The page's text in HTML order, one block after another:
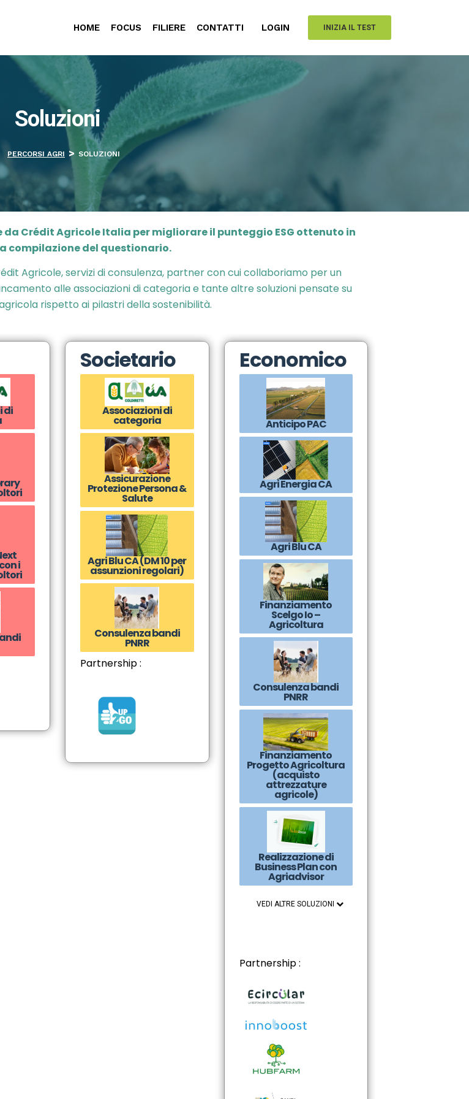
HOME FOCUS FILIERE CONTATTI LOGIN INIZIA IL TEST
Soluzioni
PERCORSI AGRI > SOLUZIONI
da Crédit Agricole Italia per migliorare il punteggio ESG ottenuto in
compilazione del questionario.
Agricole, servizi di consulenza, partner con cui collaboriamo per un
alle associazioni di categoria e tante altre soluzioni pensate su
rispetto ai pilastri della sostenibilità.
di
Societario
Associazioni di
categoria
Assicurazione
Protezione Persona &
Salute
Agri Blu CA (DM 10 per
assunzioni regolari)
Consulenza bandi
PNRR
Partnership :
Economico
Anticipo PAC
Agri Energia CA
Agri Blu CA
Finanziamento
Scelgo Io –
Agricoltura
Consulenza bandi
PNRR
Finanziamento
Progetto Agricoltura
(acquisto
attrezzature
agricole)
Realizzazione di
Business Plan con
Agriadvisor
VEDI ALTRE SOLUZIONI
Partnership :